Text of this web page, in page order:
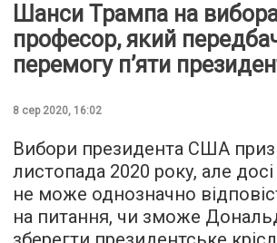
Шанси Трампа на
професор, який
перемогу п’яти
8 сер 2020, 16:02
Вибори президента США
листопада 2020 року, але досі
не може однозначно
на питання, чи зможе